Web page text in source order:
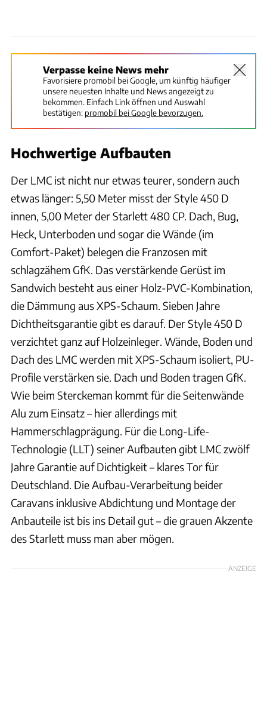
Verpasse keine News mehr
Favorisiere promobil bei Google, um künftig häufiger
unsere neuesten Inhalte und News angezeigt zu
bekommen. Einfach Link öffnen und Auswahl
bestätigen: promobil bei Google bevorzugen.
Hochwertige Aufbauten
Der LMC ist nicht nur etwas teurer, sondern auch
etwas länger: 5,50 Meter misst der Style 450 D
innen, 5,00 Meter der Starlett 480 CP. Dach, Bug,
Heck, Unterboden und sogar die Wände (im
Comfort-Paket) belegen die Franzosen mit
schlagzähem GfK. Das verstärkende Gerüst im
Sandwich besteht aus einer Holz-PVC-Kombination,
die Dämmung aus XPS-Schaum. Sieben Jahre
Dichtheitsgarantie gibt es darauf. Der Style 450 D
verzichtet ganz auf Holzeinleger. Wände, Boden und
Dach des LMC werden mit XPS-Schaum isoliert, PU-
Profile verstärken sie. Dach und Boden tragen GfK.
Wie beim Sterckeman kommt für die Seitenwände
Alu zum Einsatz – hier allerdings mit
Hammerschlagprägung. Für die Long-Life-
Technologie (LLT) seiner Aufbauten gibt LMC zwölf
Jahre Garantie auf Dichtigkeit – klares Tor für
Deutschland. Die Aufbau-Verarbeitung beider
Caravans inklusive Abdichtung und Montage der
Anbauteile ist bis ins Detail gut – die grauen Akzente
des Starlett muss man aber mögen.
ANZEIGE